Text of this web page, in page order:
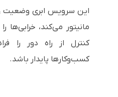
این سرویس ابری وضعیت
مانیتور می‌کند،
کنترل از راه دور را
کسب‌وکارها پایدار باشد.